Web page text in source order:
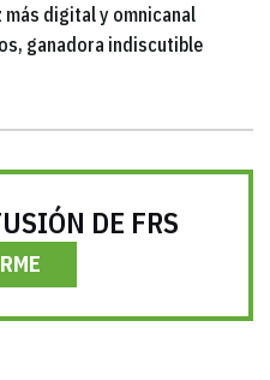
más digital y omnicanal
ganadora indiscutible
DE FRS